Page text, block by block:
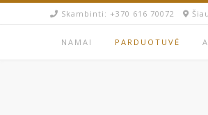
Skip
Skambinti: +370 616 70072​
NAMAI PARDUOTUVĖ